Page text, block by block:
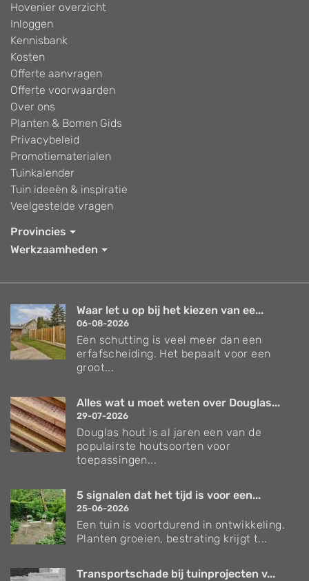
Hovenier overzicht
Inloggen
Kennisbank
Kosten
Offerte aanvragen
Offerte voorwaarden
Over ons
Planten & Bomen Gids
Privacybeleid
Promotiematerialen
Tuinkalender
Tuin ideeën & inspiratie
Veelgestelde vragen
Provincies
Werkzaamheden
Waar let u op bij het kiezen van ee...
06-08-2026
Een schutting is veel meer dan een
erfafscheiding. Het bepaalt voor een
groot...
Alles wat u moet weten over Douglas...
29-07-2026
Douglas hout is al jaren een van de
populairste houtsoorten voor
toepassingen...
5 signalen dat het tijd is voor een...
25-06-2026
Een tuin is voortdurend in ontwikkeling.
Planten groeien, bestrating krijgt t...
Transportschade bij tuinprojecten v...